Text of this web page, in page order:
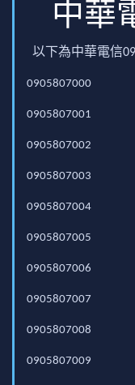
中華
以下為中華電信
0905807000
0905807001
0905807002
0905807003
0905807004
0905807005
0905807006
0905807007
0905807008
0905807009